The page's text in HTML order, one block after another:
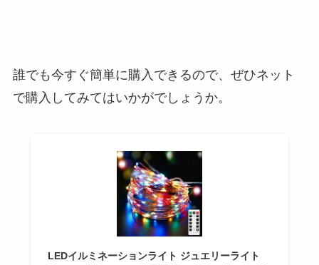
誰でも今すぐ簡単に購入できるので、ぜひネット
で購入してみてはいかがでしょうか。
LEDイルミネーションライト ジュエリーライト